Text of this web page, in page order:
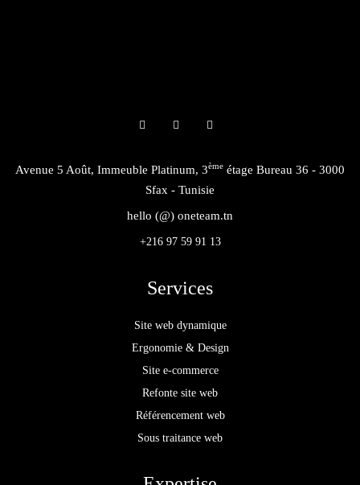
Avenue 5 Août, Immeuble Platinum, 3ème étage Bureau 36 - 3000
Sfax - Tunisie
hello (@) oneteam.tn
+216 97 59 91 13
Services
Site web dynamique
Ergonomie & Design
Site e-commerce
Refonte site web
Référencement web
Sous traitance web